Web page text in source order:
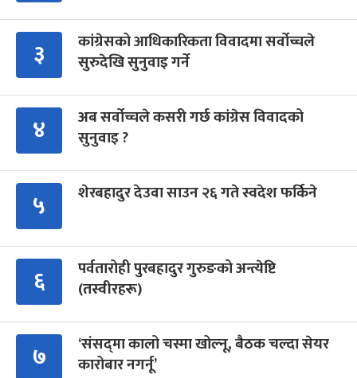
३
कांग्रेसको आधिकारिकता विवादमा सर्वोच्चले
सुरुदेखि सुनुवाइ गर्ने
४
अब सर्वोच्चले कसरी गर्छ कांग्रेस विवादको
सुनुवाइ ?
५ शेरबहादुर देउवा साउन २६ गते स्वदेश फर्किने
६
पर्वतारोही पुरबहादुर गुरुङको अन्त्येष्टि
(तस्वीरहरू)
७
‘संसद्‍मा कालो चस्मा खोल्नू, बैठक चल्दा सेयर
कारोबार नगर्नू’